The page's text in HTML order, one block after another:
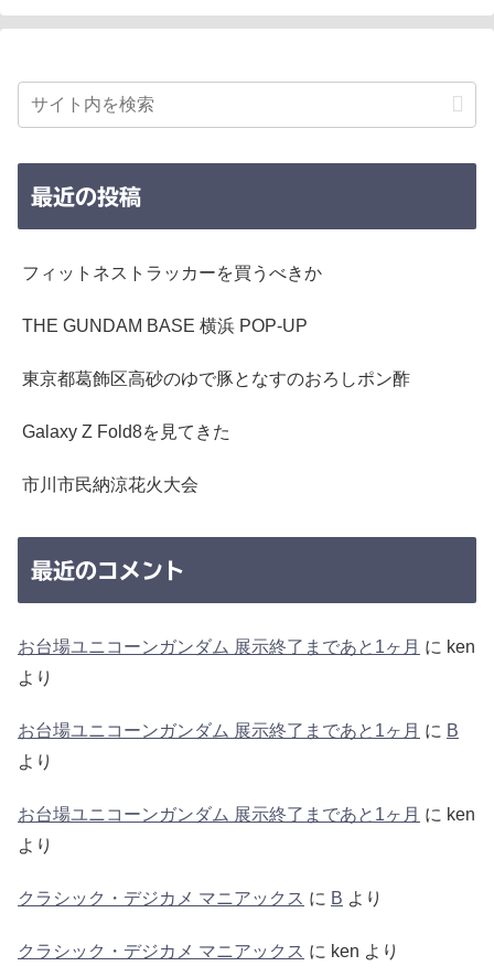
最近の投稿
フィットネストラッカーを買うべきか
THE GUNDAM BASE 横浜 POP-UP
東京都葛飾区高砂のゆで豚となすのおろしポン酢
Galaxy Z Fold8を見てきた
市川市民納涼花火大会
最近のコメント
お台場ユニコーンガンダム 展示終了まであと1ヶ月 に ken
より
お台場ユニコーンガンダム 展示終了まであと1ヶ月 に B
より
お台場ユニコーンガンダム 展示終了まであと1ヶ月 に ken
より
クラシック・デジカメ マニアックス に B より
クラシック・デジカメ マニアックス に ken より